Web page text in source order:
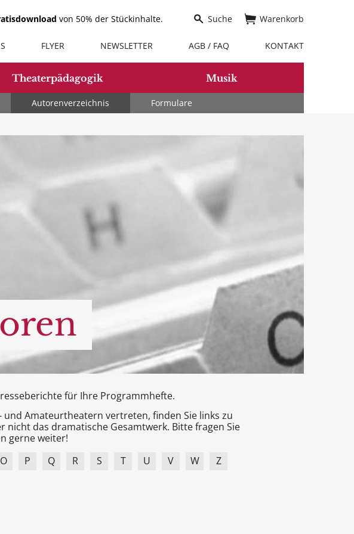
Autorenverzeichnis Formulare
Theaterpädagogik Musik
FLYER NEWSLETTER AGB / FAQ KONTAKT
Warenkorb
Suche
von 50% der Stückinhalte.
für Ihre Programmhefte.
Amateurtheatern vertreten, finden Sie links zu
das dramatische Gesamtwerk. Bitte fragen Sie
gerne weiter!
O P Q R S T U V W Z